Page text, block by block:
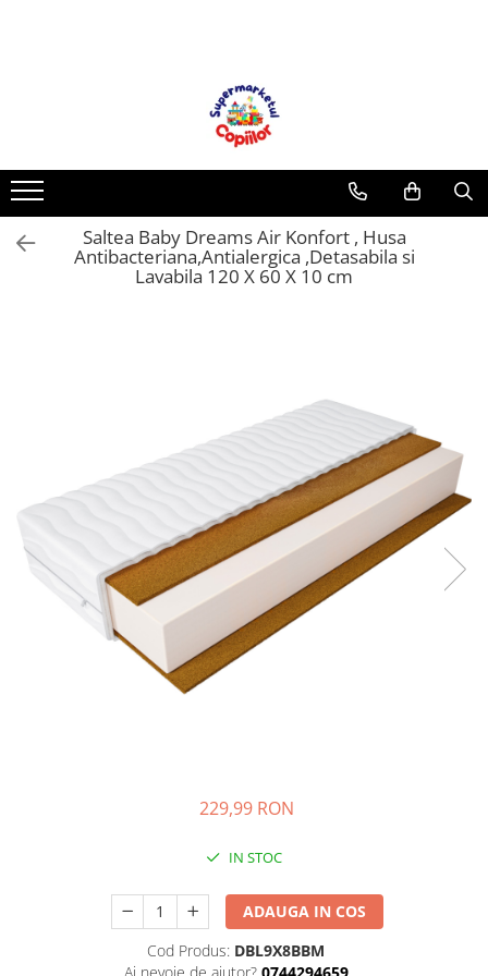
Accesorii pentru petrecere
Baloane
Mobila gradina & terasa
Rechizite si papetarie pentru copii
Creioane colorate si carioci
Ghiozdane si genti
Harti de perete si globuri
pamantesti
Plastilina
Librarie online
Manuale si auxiliare scolare
Cadite bebe si accesorii baie
Creme si lotiuni de corp copii
Olite si reductoare WC
Saltea Baby Dreams Air Konfort , Husa
Antibacteriana,Antialergica ,Detasabila si
Lavabila 120 X 60 X 10 cm
229,99 RON
IN STOC
ADAUGA IN COS
Cod Produs: DBL9X8BBM